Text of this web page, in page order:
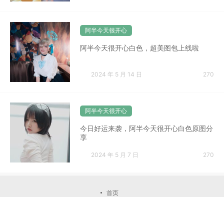
阿半今天很开心
阿半今天很开心白色，超美图包上线啦
2024 年 5 月 14 日 270
阿半今天很开心
今日好运来袭，阿半今天很开心白色原图分
享
2024 年 5 月 7 日 270
首页